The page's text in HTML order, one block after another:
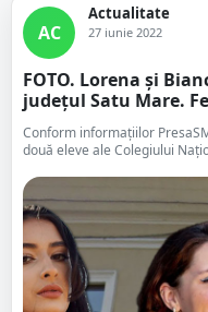
AC
Actualitate
27 iunie 2022
FOTO. Lorena și
județul Satu Mare.
Conform informațiilor
două eleve ale Colegiului